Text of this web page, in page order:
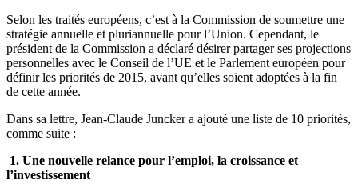
Selon les traités européens, c’est à la Commission de soumettre une
stratégie annuelle et pluriannuelle pour l’Union. Cependant, le
président de la Commission a déclaré désirer partager ses projections
personnelles avec le Conseil de l’UE et le Parlement européen pour
définir les priorités de 2015, avant qu’elles soient adoptées à la fin
de cette année.
Dans sa lettre, Jean-Claude Juncker a ajouté une liste de 10 priorités,
comme suite :
1. Une nouvelle relance pour l’emploi, la croissance et
l’investissement